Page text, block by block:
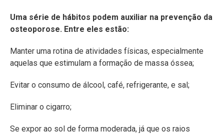
Uma série de hábitos podem auxiliar na prevenção da
osteoporose. Entre eles estão:
Manter uma rotina de atividades físicas, especialmente
aquelas que estimulam a formação de massa óssea;
Evitar o consumo de álcool, café, refrigerante, e sal;
Eliminar o cigarro;
Se expor ao sol de forma moderada, já que os raios